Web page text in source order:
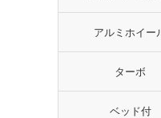
アルミホイー
ターボ
ベッド付